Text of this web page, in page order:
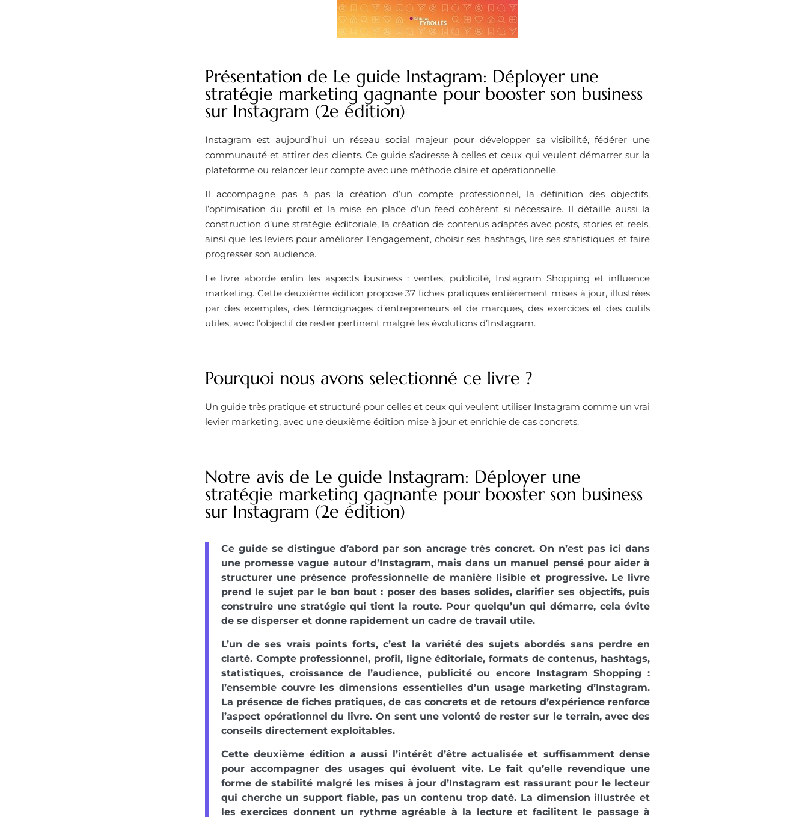
Présentation de Le guide Instagram: Déployer une
stratégie marketing gagnante pour booster son business
sur Instagram (2e édition)
Instagram est aujourd’hui un réseau social majeur pour développer sa visibilité, fédérer une
communauté et attirer des clients. Ce guide s’adresse à celles et ceux qui veulent démarrer sur la
plateforme ou relancer leur compte avec une méthode claire et opérationnelle.
Il accompagne pas à pas la création d’un compte professionnel, la définition des objectifs,
l’optimisation du profil et la mise en place d’un feed cohérent si nécessaire. Il détaille aussi la
construction d’une stratégie éditoriale, la création de contenus adaptés avec posts, stories et reels,
ainsi que les leviers pour améliorer l’engagement, choisir ses hashtags, lire ses statistiques et faire
progresser son audience.
Le livre aborde enfin les aspects business : ventes, publicité, Instagram Shopping et influence
marketing. Cette deuxième édition propose 37 fiches pratiques entièrement mises à jour, illustrées
par des exemples, des témoignages d’entrepreneurs et de marques, des exercices et des outils
utiles, avec l’objectif de rester pertinent malgré les évolutions d’Instagram.
Pourquoi nous avons selectionné ce livre ? ​
Un guide très pratique et structuré pour celles et ceux qui veulent utiliser Instagram comme un vrai
levier marketing, avec une deuxième édition mise à jour et enrichie de cas concrets.
Notre avis de Le guide Instagram: Déployer une
stratégie marketing gagnante pour booster son business
sur Instagram (2e édition)
Ce guide se distingue d’abord par son ancrage très concret. On n’est pas ici dans
une promesse vague autour d’Instagram, mais dans un manuel pensé pour aider à
structurer une présence professionnelle de manière lisible et progressive. Le livre
prend le sujet par le bon bout : poser des bases solides, clarifier ses objectifs, puis
construire une stratégie qui tient la route. Pour quelqu’un qui démarre, cela évite
de se disperser et donne rapidement un cadre de travail utile.
L’un de ses vrais points forts, c’est la variété des sujets abordés sans perdre en
clarté. Compte professionnel, profil, ligne éditoriale, formats de contenus, hashtags,
statistiques, croissance de l’audience, publicité ou encore Instagram Shopping :
l’ensemble couvre les dimensions essentielles d’un usage marketing d’Instagram.
La présence de fiches pratiques, de cas concrets et de retours d’expérience renforce
l’aspect opérationnel du livre. On sent une volonté de rester sur le terrain, avec des
conseils directement exploitables.
Cette deuxième édition a aussi l’intérêt d’être actualisée et suffisamment dense
pour accompagner des usages qui évoluent vite. Le fait qu’elle revendique une
forme de stabilité malgré les mises à jour d’Instagram est rassurant pour le lecteur
qui cherche un support fiable, pas un contenu trop daté. La dimension illustrée et
les exercices donnent un rythme agréable à la lecture et facilitent le passage à